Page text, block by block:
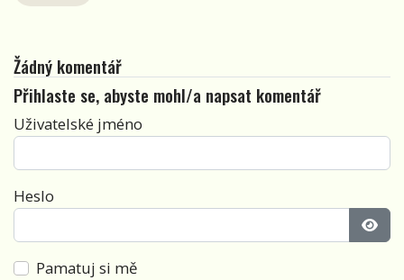
Žádný komentář
Přihlaste se, abyste mohl/a napsat komentář
Uživatelské jméno
Heslo
Pamatuj si mě